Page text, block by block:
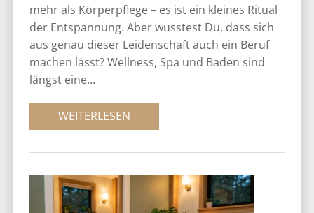
mehr als Körperpflege – es ist ein kleines Ritual
der Entspannung. Aber wusstest Du, dass sich
aus genau dieser Leidenschaft auch ein Beruf
machen lässt? Wellness, Spa und Baden sind
längst eine...
WEITERLESEN